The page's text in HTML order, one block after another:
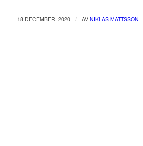
18 DECEMBER, 2020 / AV NIKLAS MATTSSON